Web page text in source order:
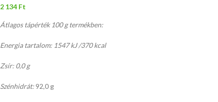
2 134 Ft
Átlagos tápérték 100 g termékben:
Energia tartalom: 1547 kJ /370 kcal
Zsír: 0,0 g
Szénhidrát: 92,0 g